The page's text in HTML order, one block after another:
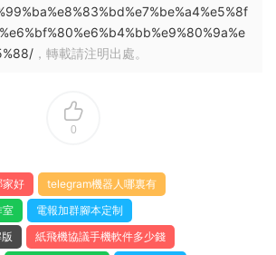
，轉載請注明出處。
0
家好
telegram機器人哪裏有
室
電報加群腳本定制
紙飛機協議手機軟件多少錢